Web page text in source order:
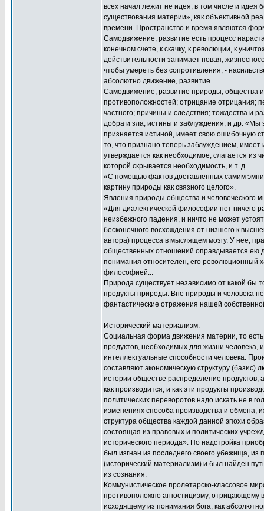
всех начал лежит не идея, в том числе и идея
существования материи», как объективной
времени. Пространство и время являются
Самодвижение, развитие есть процесс
конечном счете, к скачку, к революции, к
действительности занимает новая,
чтобы умереть без сопротивления, -
абсолютно движение, развитие.
Самодвижение, развитие природы, общества
противоположностей; отрицание отрицания;
частного; причины и следствия; тождества и
добра и зла; истины и заблуждения; и др. «Мы
признается истиной, имеет свою ошибочную
то, что признано теперь заблуждением, имеет
утверждается как необходимое, слагается из
которой скрывается необходимость, и т. д.
«С помощью фактов доставленных самим
картину природы как связного целого».
Явления природы общества и человеческого
«Для диалектической философии нет ничего
неизбежного падения, и ничто не может
бесконечного восхождения от низшего к
автора) процесса в мыслящем мозгу. У нее,
общественных отношений оправдывается ею
понимания относителен, его революционный
философией...
Природа существует независимо от какой
продукты природы. Вне природы и человека
фантастические отражения нашей
Исторический материализм.
Социальная форма движения материи, то
продуктов, необходимых для жизни
интеллектуальные способности человека.
составляют экономическую структуру
истории обществе распределение продуктов,
как производится, и как эти продукты
политических переворотов надо искать не в
изменениях способа производства и обмена;
структура общества каждой данной эпохи
состоящая из правовых и политических
исторического периода». Но надстройка
был изгнан из последнего своего убежища,
(исторический материализм) и был найден
из сознания.
Коммунистическое пролетарско-классовое
противоположно агностицизму, отрицающему
исходящему из понимания бога, как